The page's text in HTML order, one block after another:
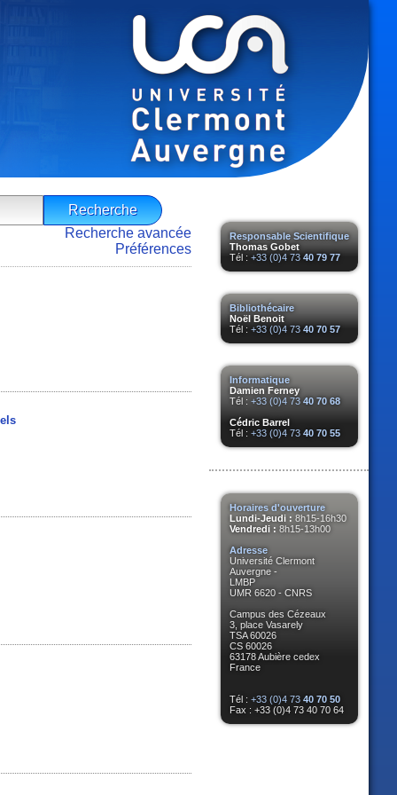
Responsable Scientifique
Thomas Gobet
Tél : +33 (0)4 73 40 79 77
Bibliothécaire
Noël Benoit
Tél : +33 (0)4 73 40 70 57
Informatique
Damien Ferney
Tél : +33 (0)4 73 40 70 68
Cédric Barrel
Tél : +33 (0)4 73 40 70 55
Horaires d'ouverture
Lundi-Jeudi : 8h15-16h30
Vendredi : 8h15-13h00
Adresse
Université Clermont
Auvergne -
LMBP
UMR 6620 - CNRS
Campus des Cézeaux
3, place Vasarely
TSA 60026
CS 60026
63178 Aubière cedex
France
Tél : +33 (0)4 73 40 70 50
Fax : +33 (0)4 73 40 70 64
Recherche avancée
Préférences